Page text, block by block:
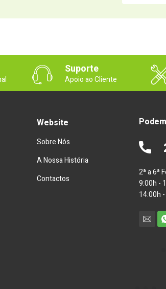
Suporte
Apoio ao Cliente
Website
Sobre Nós
A Nossa História
Contactos
2ª a 6ª
9:00h -
14:00h